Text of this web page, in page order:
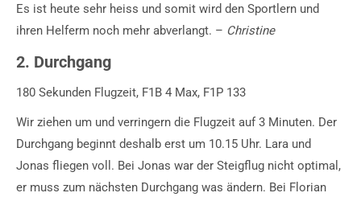
Es ist heute sehr heiss und somit wird den Sportlern und
ihren Helferm noch mehr abverlangt. – Christine
2. Durchgang
180 Sekunden Flugzeit, F1B 4 Max, F1P 133
Wir ziehen um und verringern die Flugzeit auf 3 Minuten. Der
Durchgang beginnt deshalb erst um 10.15 Uhr. Lara und
Jonas fliegen voll. Bei Jonas war der Steigflug nicht optimal,
er muss zum nächsten Durchgang was ändern. Bei Florian